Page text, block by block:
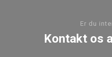
​Er du
Kontakt os